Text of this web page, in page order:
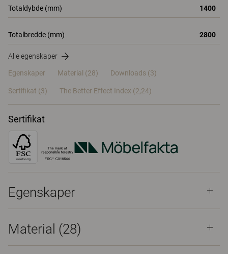
Totaldybde (mm) 1400
Totalbredde (mm) 2800
Alle egenskaper
Egenskaper Material (28) Downloads (3)
Sertifikat (3) The Better Effect Index (2,24)
Sertifikat
Egenskaper
Material (28)